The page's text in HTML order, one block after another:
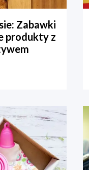
Zabawki
produkty z